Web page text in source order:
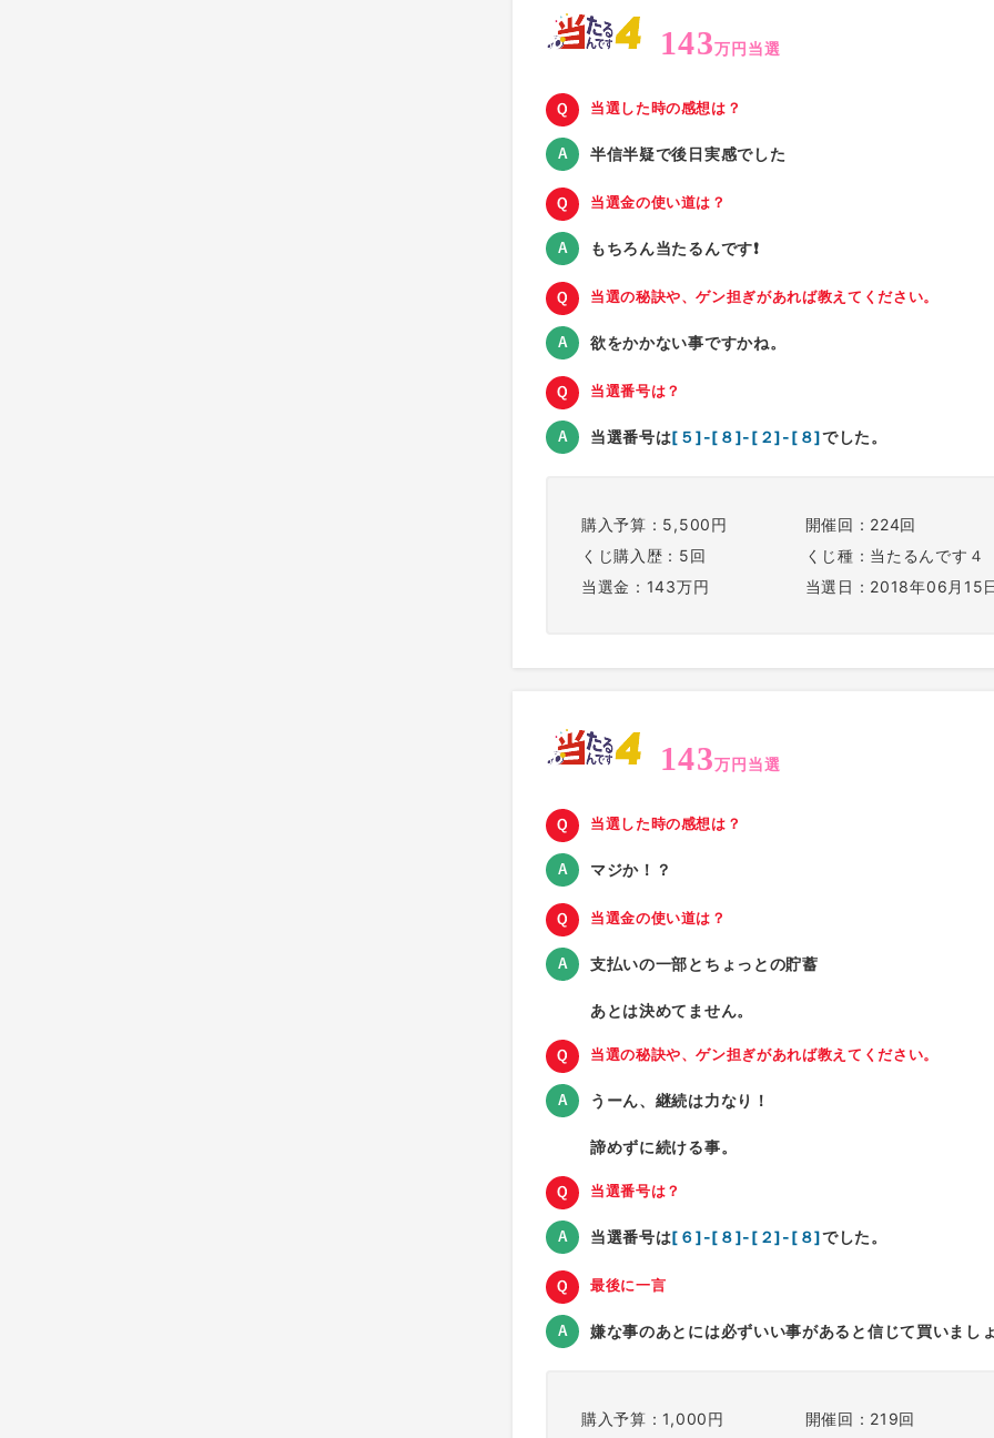
143万円当選
当選した時の感想は？
半信半疑で後日実感でした
当選金の使い道は？
もちろん当たるんです❗
当選の秘訣や、ゲン担ぎがあれば教えてください。
欲をかかない事ですかね。
当選番号は？
当選番号は[５]-[８]-[２]-[８]でした。
購入予算：5,500円
くじ購入歴：5回
当選金：143万円
開催回：224回
くじ種：当たるんです４
当選日：2018年06月15
143万円当選
当選した時の感想は？
マジか！？
当選金の使い道は？
支払いの一部とちょっとの貯蓄
あとは決めてません。
当選の秘訣や、ゲン担ぎがあれば教えてください。
うーん、継続は力なり！
諦めずに続ける事。
当選番号は？
当選番号は[６]-[８]-[２]-[８]でした。
最後に一言
嫌な事のあとには必ずいい事があると信じて買いまし
購入予算：1,000円
開催回：219回